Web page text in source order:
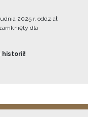
2025 r. oddział
dla
historii!